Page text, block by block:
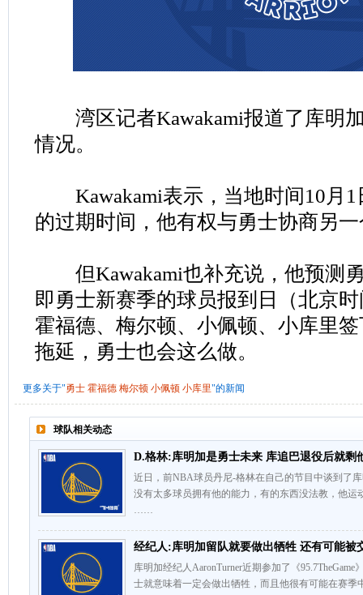
湾区记者Kawakami报道了库明
情况。
Kawakami表示，当地时间10月1
的过期时间，他有权与勇士协商另
但Kawakami也补充说，他预测
即勇士新赛季的球员报到日（北京
霍福德、梅尔顿、小佩顿、小库里
拖延，勇士也会这么做。
更多关于"勇士 霍福德 梅尔顿 小佩顿 小库里"的新闻
球队相关动态
D.格林:库明加是勇士未来 库追巴退役后就剩
近日，前NBA球员丹尼-格林在自己的节目中谈到了
没有太多球员拥有他的能力，有的东西没法教，他
……
经纪人:库明加留队就要做出牺牲 还有可能被
库明加经纪人AaronTurner近期参加了《
士就意味着一定会做出牺牲，而且他很有可能在赛